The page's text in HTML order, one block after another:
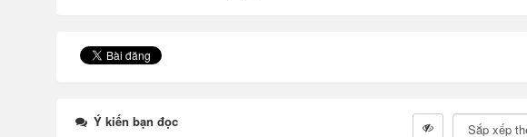
Ý kiến bạn đọc